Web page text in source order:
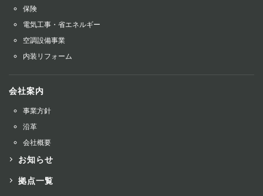
保険
電気工事・省エネルギー
空調設備事業
内装リフォーム
会社案内
事業方針
沿革
会社概要
お知らせ
拠点一覧